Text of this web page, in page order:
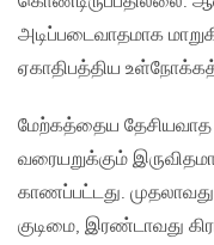
அடிப்படைவாதமாக
ஏகாதிபத்திய
மேற்கத்தைய தேசியவாத
வரையறுக்கும்
காணப்பட்டது.
குடிமை, இரண்டாவது